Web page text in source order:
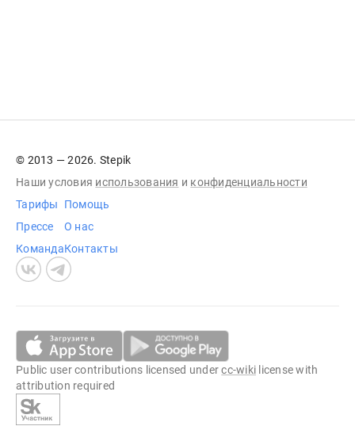
© 2013 — 2026. Stepik
Наши условия использования и конфиденциальности
Тарифы
Прессе
Команда
Помощь
О нас
Контакты
Public user contributions licensed undercc-wiki license with
attribution required